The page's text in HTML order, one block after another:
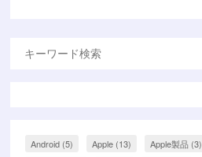
Android (5) Apple (13) Apple製品 (3)